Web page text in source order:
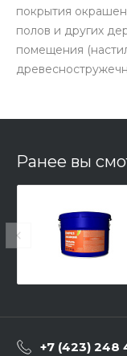
покрытия
полов и других
помещения
Ранее вы
+7 (423) 248